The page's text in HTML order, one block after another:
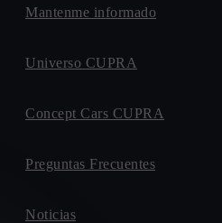
Mantenme informado
Universo CUPRA
Concept Cars CUPRA
Preguntas Frecuentes
Noticias